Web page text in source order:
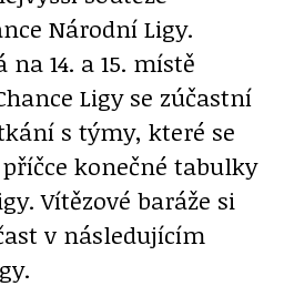
Národní Ligy.
14. a 15. místě
Ligy se zúčastní
s týmy, které se
konečné tabulky
Vítězové baráže si
v následujícím